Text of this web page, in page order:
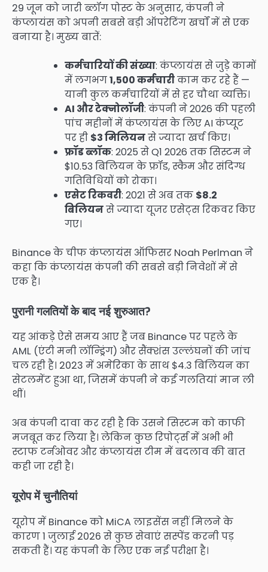
29 जून को जारी ब्लॉग पोस्ट के अनुसार, कंपनी ने
कंप्लायंस को अपनी सबसे बड़ी ऑपरेटिंग खर्चों में से एक
बनाया है। मुख्य बातें:
कर्मचारियों की संख्या: कंप्लायंस से जुड़े कामों
में लगभग1,500 कर्मचारीकाम कर रहे हैं —
यानी कुल कर्मचारियों में से हर चौथा व्यक्ति।
AI और टेक्नोलॉजी: कंपनी ने 2026 की पहली
पांच महीनों में कंप्लायंस के लिए AI कंप्यूट
पर ही $3 मिलियनसे ज्यादा खर्च किए।
फ्रॉड ब्लॉक: 2025 से Q1 2026 तक सिस्टम ने
$10.53 बिलियन के फ्रॉड, स्कैम और संदिग्ध
गतिविधियों को रोका।
एसेट रिकवरी: 2021 से अब तक $8.2
बिलियनसे ज्यादा यूजर एसेट्स रिकवर किए
गए।
Binance के चीफ कंप्लायंस ऑफिसर Noah Perlman ने
कहा कि कंप्लायंस कंपनी की सबसे बड़ी निवेशों में से
एक है।
पुरानी गलतियों के बाद नई शुरुआत?
यह आंकड़े ऐसे समय आए हैं जब Binance पर पहले के
AML (एंटी मनी लॉन्ड्रिंग) और सैंक्शंस उल्लंघनों की जांच
चल रही है। 2023 में अमेरिका के साथ $4.3 बिलियन का
सेटलमेंट हुआ था, जिसमें कंपनी ने कई गलतियां मान ली
थीं।
अब कंपनी दावा कर रही है कि उसने सिस्टम को काफी
मजबूत कर लिया है। लेकिन कुछ रिपोर्ट्स में अभी भी
स्टाफ टर्नओवर और कंप्लायंस टीम में बदलाव की बात
कही जा रही है।
यूरोप में चुनौतियां
यूरोप में Binance को MiCA लाइसेंस नहीं मिलने के
कारण 1 जुलाई 2026 से कुछ सेवाएं सस्पेंड करनी पड़
सकती हैं। यह कंपनी के लिए एक नई परीक्षा है।